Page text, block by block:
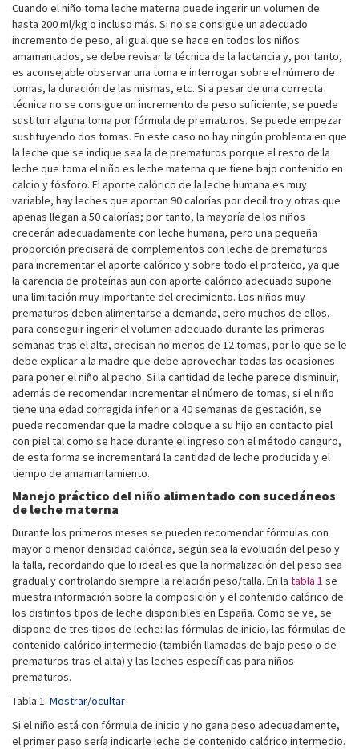
Cuando el niño toma leche materna puede ingerir un volumen de
hasta 200 ml/kg o incluso más. Si no se consigue un adecuado
incremento de peso, al igual que se hace en todos los niños
amamantados, se debe revisar la técnica de la lactancia y, por tanto,
es aconsejable observar una toma e interrogar sobre el número de
tomas, la duración de las mismas, etc. Si a pesar de una correcta
técnica no se consigue un incremento de peso suficiente, se puede
sustituir alguna toma por fórmula de prematuros. Se puede empezar
sustituyendo dos tomas. En este caso no hay ningún problema en que
la leche que se indique sea la de prematuros porque el resto de la
leche que toma el niño es leche materna que tiene bajo contenido en
calcio y fósforo. El aporte calórico de la leche humana es muy
variable, hay leches que aportan 90 calorías por decilitro y otras que
apenas llegan a 50 calorías; por tanto, la mayoría de los niños
crecerán adecuadamente con leche humana, pero una pequeña
proporción precisará de complementos con leche de prematuros
para incrementar el aporte calórico y sobre todo el proteico, ya que
la carencia de proteínas aun con aporte calórico adecuado supone
una limitación muy importante del crecimiento. Los niños muy
prematuros deben alimentarse a demanda, pero muchos de ellos,
para conseguir ingerir el volumen adecuado durante las primeras
semanas tras el alta, precisan no menos de 12 tomas, por lo que se le
debe explicar a la madre que debe aprovechar todas las ocasiones
para poner el niño al pecho. Si la cantidad de leche parece disminuir,
además de recomendar incrementar el número de tomas, si el niño
tiene una edad corregida inferior a 40 semanas de gestación, se
puede recomendar que la madre coloque a su hijo en contacto piel
con piel tal como se hace durante el ingreso con el método canguro,
de esta forma se incrementará la cantidad de leche producida y el
tiempo de amamantamiento.
Manejo práctico del niño alimentado con sucedáneos
de leche materna
Durante los primeros meses se pueden recomendar fórmulas con
mayor o menor densidad calórica, según sea la evolución del peso y
la talla, recordando que lo ideal es que la normalización del peso sea
gradual y controlando siempre la relación peso/talla. En la tabla 1 se
muestra información sobre la composición y el contenido calórico de
los distintos tipos de leche disponibles en España. Como se ve, se
dispone de tres tipos de leche: las fórmulas de inicio, las fórmulas de
contenido calórico intermedio (también llamadas de bajo peso o de
prematuros tras el alta) y las leches específicas para niños
prematuros.
Tabla 1. Mostrar/ocultar
Si el niño está con fórmula de inicio y no gana peso adecuadamente,
el primer paso sería indicarle leche de contenido calórico intermedio.